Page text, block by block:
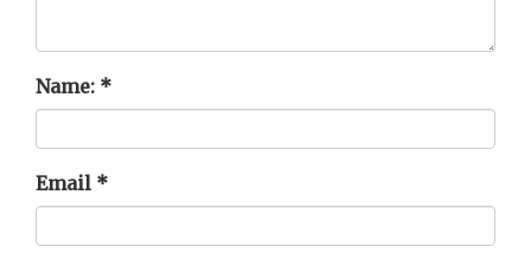
Name: *
Email *